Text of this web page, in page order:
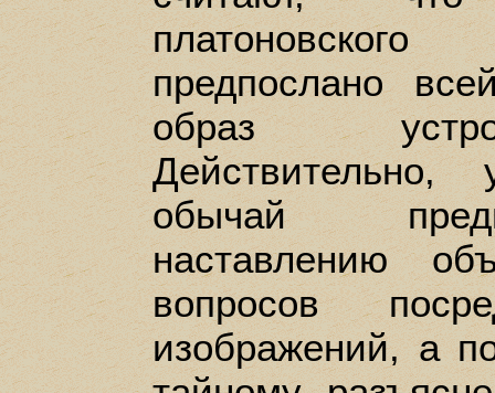
предпослано
образ
обычай
наставлению
вопросов
изображений, а